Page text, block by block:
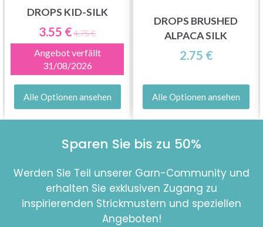
DROPS KID-SILK
3.55 €4.75 €
Angebot verfällt
31/08/2026
Alle Optionen ansehen
DROPS BRUSHED
ALPACA SILK
2.75 €
Alle Optionen ansehen
Sparen Sie bis zu 50%
Werden Sie Teil unserer Garn-Community und
erhalten Sie exklusiven Zugang zu
inspirierenden Strickmustern und speziellen
Angeboten!